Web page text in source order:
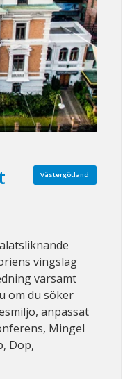
Västergötland
vingslag
varsamt
om du söker
anpassat
Mingel
Dop,